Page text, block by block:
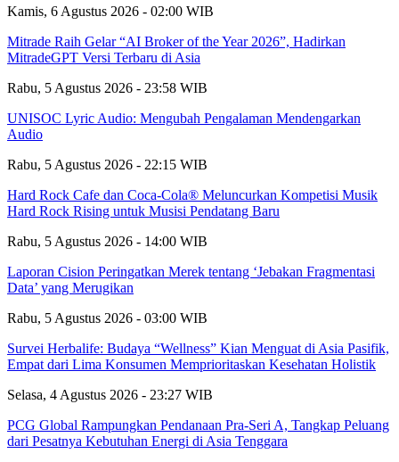
Kamis, 6 Agustus 2026 - 02:00 WIB
Mitrade Raih Gelar “AI Broker of the Year 2026”, Hadirkan
MitradeGPT Versi Terbaru di Asia
Rabu, 5 Agustus 2026 - 23:58 WIB
UNISOC Lyric Audio: Mengubah Pengalaman Mendengarkan
Audio
Rabu, 5 Agustus 2026 - 22:15 WIB
Hard Rock Cafe dan Coca-Cola® Meluncurkan Kompetisi Musik
Hard Rock Rising untuk Musisi Pendatang Baru
Rabu, 5 Agustus 2026 - 14:00 WIB
Laporan Cision Peringatkan Merek tentang ‘Jebakan Fragmentasi
Data’ yang Merugikan
Rabu, 5 Agustus 2026 - 03:00 WIB
Survei Herbalife: Budaya “Wellness” Kian Menguat di Asia Pasifik,
Empat dari Lima Konsumen Memprioritaskan Kesehatan Holistik
Selasa, 4 Agustus 2026 - 23:27 WIB
PCG Global Rampungkan Pendanaan Pra-Seri A, Tangkap Peluang
dari Pesatnya Kebutuhan Energi di Asia Tenggara